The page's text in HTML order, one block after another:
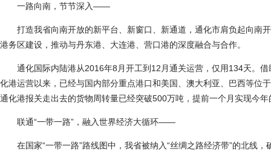
一路向南，节节深入——
打造我省向南开放的新平台、新窗口、新通道，通化市肩负起向南
港务区建设，推动与丹东港、大连港、营口港的深度融合与合作。
通化国际内陆港从2016年8月开工到12月通关运营，仅用134天。借
化港运营以来，已经与国内部分重点港口和美国、澳大利亚、巴西等位
通化港报关走出去的货物周转量已经突破500万吨，提前一个月实现今
联通“一带一路”，融入世界经济大循环——
在国家“一带一路”路线图中，我省被纳入“丝绸之路经济带”的北线，